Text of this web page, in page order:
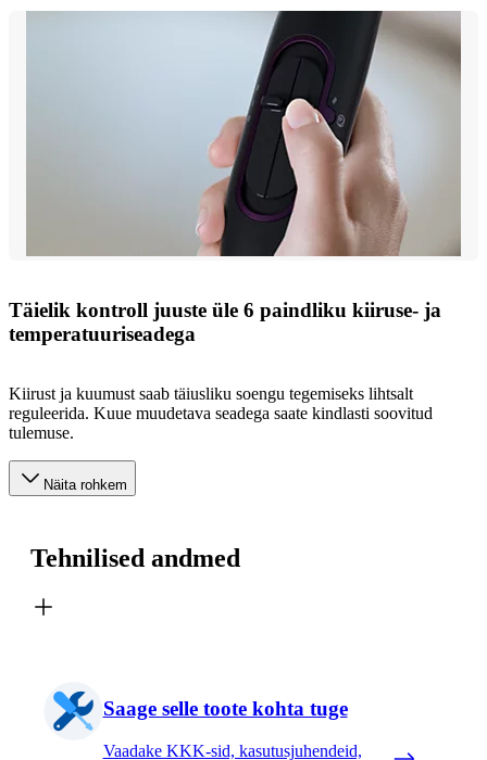
Täielik kontroll juuste üle 6 paindliku kiiruse- ja
temperatuuriseadega
Kiirust ja kuumust saab täiusliku soengu tegemiseks lihtsalt
reguleerida. Kuue muudetava seadega saate kindlasti soovitud
tulemuse.
Näita rohkem
Tehnilised andmed
Saage selle toote kohta tuge
Vaadake KKK-sid, kasutusjuhendeid,